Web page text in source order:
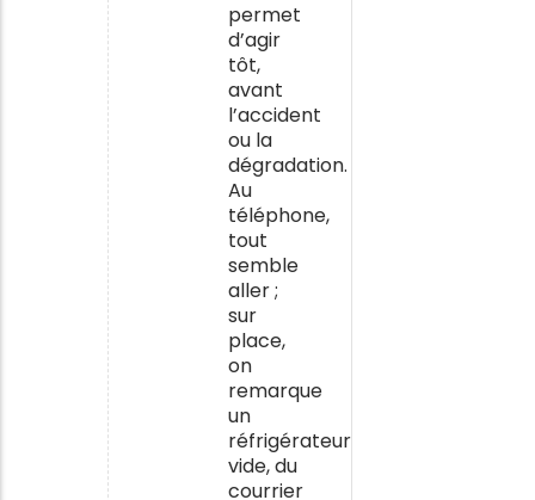
permet
d’agir
tôt,
avant
l’accident
ou la
dégradation.
Au
téléphone,
tout
semble
aller ;
sur
place,
on
remarque
un
réfrigérateur
vide, du
courrier